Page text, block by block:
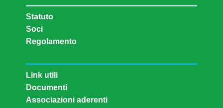
Statuto
Soci
Regolamento
Link utili
Documenti
Associazioni aderenti